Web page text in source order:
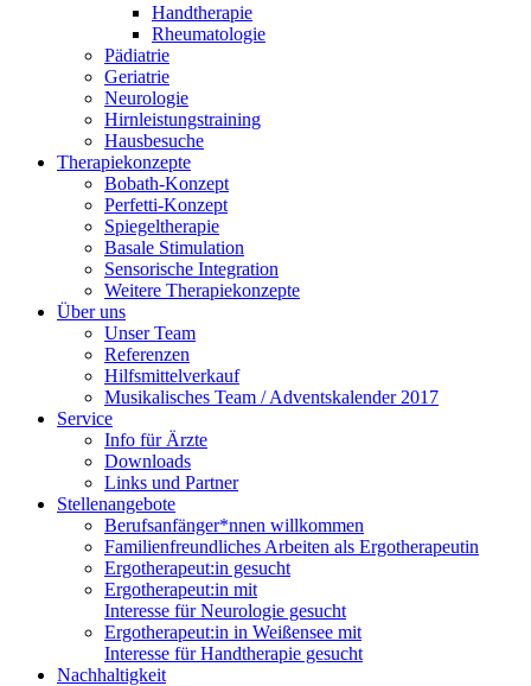
Handtherapie
Rheumatologie
Pädiatrie
Geriatrie
Neurologie
Hirnleistungstraining
Hausbesuche
Therapiekonzepte
Bobath-Konzept
Perfetti-Konzept
Spiegeltherapie
Basale Stimulation
Sensorische Integration
Weitere Therapiekonzepte
Über uns
Unser Team
Referenzen
Hilfsmittelverkauf
Musikalisches Team / Adventskalender 2017
Service
Info für Ärzte
Downloads
Links und Partner
Stellenangebote
Berufsanfänger*nnen willkommen
Familienfreundliches Arbeiten als Ergotherapeutin
Ergotherapeut:in gesucht
Ergotherapeut:in mit
Interesse für Neurologie gesucht
Ergotherapeut:in in Weißensee mit
Interesse für Handtherapie gesucht
Nachhaltigkeit